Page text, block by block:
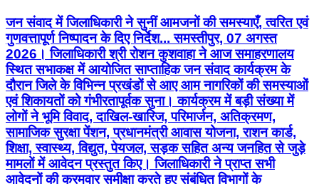
जन संवाद में जिलाधिकारी ने सुनीं आमजनों की समस्याएँ, त्वरित एवं
गुणवत्तापूर्ण निष्पादन के दिए निर्देश... समस्तीपुर, 07 अगस्त
2026। जिलाधिकारी श्री रोशन कुशवाहा ने आज समाहरणालय
स्थित सभाकक्ष में आयोजित साप्ताहिक जन संवाद कार्यक्रम के
दौरान जिले के विभिन्न प्रखंडों से आए आम नागरिकों की समस्याओं
एवं शिकायतों को गंभीरतापूर्वक सुना। कार्यक्रम में बड़ी संख्या में
लोगों ने भूमि विवाद, दाखिल-खारिज, परिमार्जन, अतिक्रमण,
सामाजिक सुरक्षा पेंशन, प्रधानमंत्री आवास योजना, राशन कार्ड,
शिक्षा, स्वास्थ्य, विद्युत, पेयजल, सड़क सहित अन्य जनहित से जुड़े
मामलों में आवेदन प्रस्तुत किए। जिलाधिकारी ने प्राप्त सभी
आवेदनों की क्रमवार समीक्षा करते हुए संबंधित विभागों के